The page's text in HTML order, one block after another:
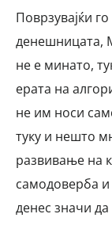
Поврзувајќи
денешницата,
не е минато,
ерата на
не им носи
туку и нешто
развивање на
самодоверба
денес значи да